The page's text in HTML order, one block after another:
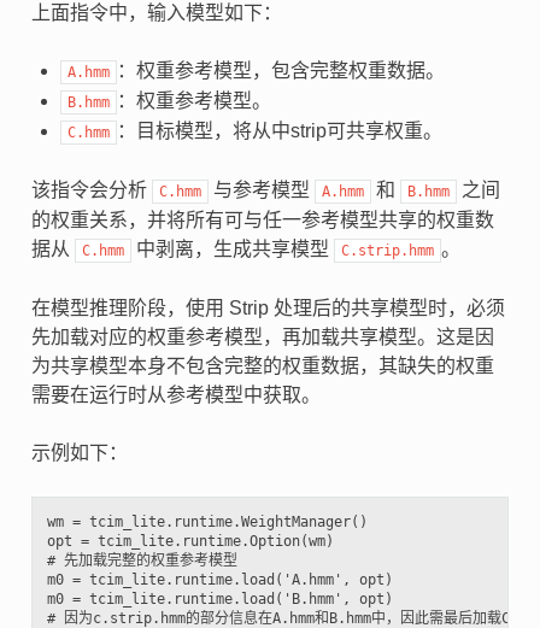
上面指令中，输入模型如下：
A.hmm ：权重参考模型，包含完整权重数据。
B.hmm ：权重参考模型。
C.hmm ：目标模型，将从中strip可共享权重。
该指令会分析 C.hmm 与参考模型 A.hmm 和 B.hmm
之间
的权重关系，并将所有可与任一参考模型共享的权重数
据从
C.hmm 中剥离，生成共享模型 C.strip.hmm 。
在模型推理阶段，使用 Strip 处理后的共享模型时，必须
先加载对应的权重参考模型，再加载共享模型。这是因
为共享模型本身不包含完整的权重数据，其缺失的权重
需要在运行时从参考模型中获取。
示例如下：
wm = tcim_lite.runtime.WeightManager()
opt = tcim_lite.runtime.Option(wm)
# 先加载完整的权重参考模型
m0 = tcim_lite.runtime.load('A.hmm', opt)
m0 = tcim_lite.runtime.load('B.hmm', opt)
# 因为c.strip.hmm的部分信息在A.hmm和B.hmm中，因此需最后加载